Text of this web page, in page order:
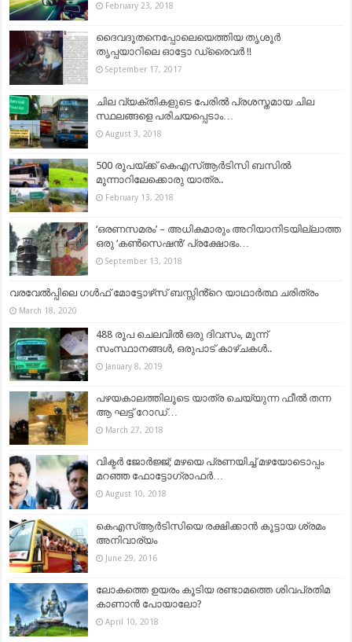
February 23, 2018
ദൈവദൂതനെപ്പോലെയെത്തിയ തൃശൂർ
തൃപ്പയാറിലെ ഓട്ടോ ഡ്രൈവർ !!
September 17, 2017
ചില വ്യക്തികളുടെ പേരിൽ പ്രശസ്തമായ ചില
സ്ഥലങ്ങളെ പരിചയപ്പെടാം…
August 3, 2018
500 രൂപയ്ക്ക് കെഎസ്ആർടിസി ബസിൽ
മൂന്നാറിലേക്കൊരു യാത്ര..
February 13, 2018
‘ഒരണസമരം’ – അധികമാരും അറിയാനിടയില്ലാത്ത
ഒരു ‘കൺസെഷൻ’ പ്രക്ഷോഭം…
September 13, 2018
വരവേൽപ്പിലെ ഗൾഫ് മോട്ടോഴ്‌സ് ബസ്സിൻ്റെ യാഥാർത്ഥ ചരിത്രം
March 18, 2020
488 രൂപ ചെലവിൽ ഒരു ദിവസം, മൂന്ന്
സംസ്ഥാനങ്ങൾ, ഒരുപാട് കാഴ്ചകൾ..
January 8, 2019
പഴയകാലത്തിലൂടെ യാത്ര ചെയ്യുന്ന ഫീല്‍ തന്ന
ആ ഘട്ട് റോഡ്‌…
March 27, 2018
വിക്ടർ ജോർജ്ജ്; മഴയെ പ്രണയിച്ച് മഴയോടൊപ്പം
മറഞ്ഞ ഫോട്ടോഗ്രാഫർ…
August 10, 2018
കെഎസ്‌ആർടിസിയെ രക്ഷിക്കാൻ കൂട്ടായ ശ്രമം
അനിവാര്യം
June 29, 2016
ലോകത്തെ ഉയരം കൂടിയ രണ്ടാമത്തെ ശിവപ്രതിമ
കാണാൻ പോയാലോ?
April 10, 2018